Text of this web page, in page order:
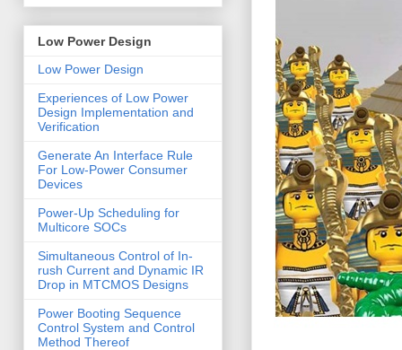
Low Power Design
Low Power Design
Experiences of Low Power
Design Implementation and
Verification
Generate An Interface Rule
For Low-Power Consumer
Devices
Power-Up Scheduling for
Multicore SOCs
Simultaneous Control of In-
rush Current and Dynamic IR
Drop in MTCMOS Designs
Power Booting Sequence
Control System and Control
Method Thereof